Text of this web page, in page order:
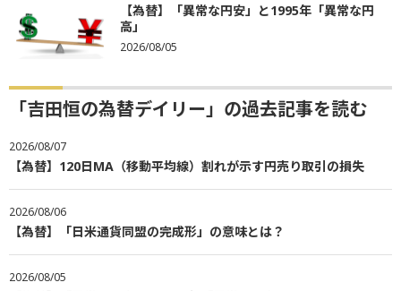
【為替】「異常な円安」と1995年「異常な円
高」
2026/08/05
「吉田恒の為替デイリー」の過去記事を読む
2026/08/07
【為替】120日MA（移動平均線）割れが示す円売り取引の損失
2026/08/06
【為替】「日米通貨同盟の完成形」の意味とは？
2026/08/05